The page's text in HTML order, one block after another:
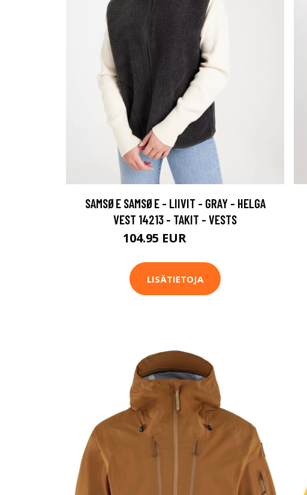
SAMSØE SAMSØE - LIIVIT - GRAY - HELGA
VEST 14213 - TAKIT - VESTS
104.95 EUR
LISÄTIETOJA